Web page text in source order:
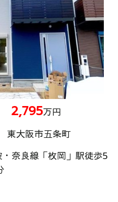
2,795万円
阪市五条町
奈良線「枚岡」駅徒歩5